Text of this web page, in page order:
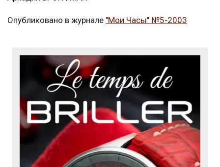
Опубликовано в журнале "Мои Часы" №5-2003